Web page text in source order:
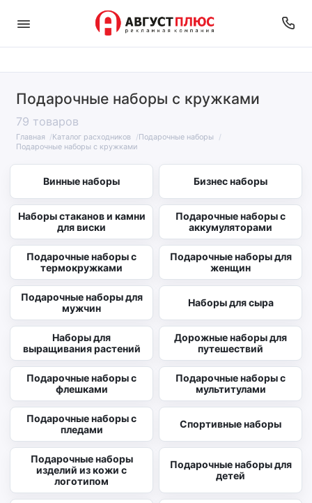
Подарочные наборы с кружками
79 товаров
Главная Каталог расходников
Подарочные наборы
Подарочные наборы с кружками
Винные наборы Бизнес наборы
Наборы стаканов и камни
для виски
Подарочные наборы с
аккумуляторами
Подарочные наборы с
термокружками
Подарочные наборы для
женщин
Подарочные наборы для
мужчин
Наборы для сыра
Наборы для
выращивания растений
Дорожные наборы для
путешествий
Подарочные наборы с
флешками
Подарочные наборы с
мультитулами
Подарочные наборы с
пледами
Спортивные наборы
Подарочные наборы
изделий из кожи с
логотипом
Подарочные наборы для
детей